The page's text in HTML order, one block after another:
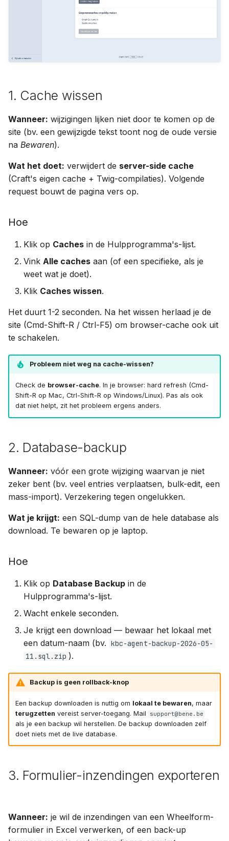
s
e
n
Archiveren of verwijderen
Concepten en revisies
Hulpprogramma's?
Veelgemaakte fouten
1. Cache wissen
Wanneer: wijzigingen lijken niet door te komen op de
site (bv. een gewijzigde tekst toont nog de oude versie
na Bewaren).
Wat het doet: verwijdert de server-side cache
(Craft's eigen cache + Twig-compilaties). Volgende
request bouwt de pagina vers op.
Hoe
Klik op Caches in de Hulpprogramma's-lijst.
Vink Alle caches aan (of een specifieke, als je
weet wat je doet).
Klik Caches wissen.
Het duurt 1-2 seconden. Na het wissen herlaad je de
site (Cmd-Shift-R / Ctrl-F5) om browser-cache ook uit
te schakelen.
Probleem niet weg na cache-wissen?
Check de browser-cache. In je browser: hard refresh (Cmd-
Shift-R op Mac, Ctrl-Shift-R op Windows/Linux). Pas als ook
dat niet helpt, zit het probleem ergens anders.
2. Database-backup
Wanneer: vóór een grote wijziging waarvan je niet
zeker bent (bv. veel entries verplaatsen, bulk-edit, een
mass-import). Verzekering tegen ongelukken.
Wat je krijgt: een SQL-dump van de hele database als
download. Te bewaren op je laptop.
Hoe
Klik op Database Backup in de
Hulpprogramma's-lijst.
Wacht enkele seconden.
Je krijgt een download — bewaar het lokaal met
een datum-naam (bv. kbc-agent-backup-2026-05-
11.sql.zip ).
Backup is geen rollback-knop
Een backup downloaden is nuttig om lokaal te bewaren, maar
terugzetten vereist server-toegang. Mail support@bene.be
als je een backup wil herstellen. De backup downloaden zelf
doet niets met de live database.
3. Formulier-inzendingen exporteren
Wanneer: je wil de inzendingen van een Wheelform-
formulier in Excel verwerken, of een back-up